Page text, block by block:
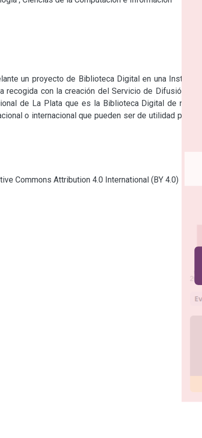
un proyecto de Biblioteca Digital en una Institución
con la creación del Servicio de Difusión de la
de La Plata que es la Biblioteca Digital de nuestra
o internacional que pueden ser de utilidad para los
Commons Attribution 4.0 International (BY 4.0)